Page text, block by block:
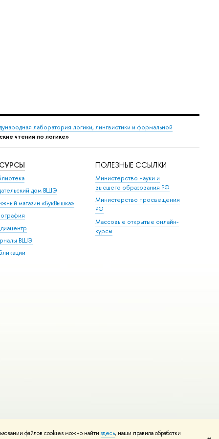
файлов cookies можно найти здесь, наши правила обработки
лаборатория логики, лингвистики и формальной
чтения по логике»
дом ВШЭ
магазин «БукВышка»
ВШЭ
ПОЛЕЗНЫЕ ССЫЛКИ
Министерство науки и
высшего образования РФ
Министерство просвещения
РФ
Массовые открытые онлайн-
курсы
Редактору
Карта сайта